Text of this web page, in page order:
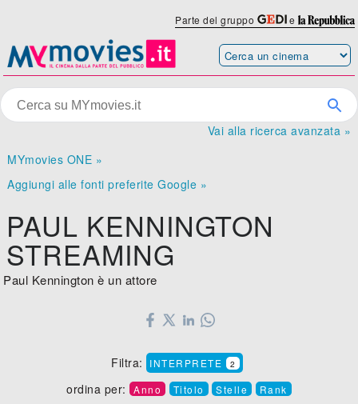
Parte del gruppo e
Vai alla ricerca avanzata »
MYmovies ONE »
Aggiungi alle fonti preferite Google »
PAUL KENNINGTON
STREAMING
Paul Kennington è un attore
Filtra: INTERPRETE 2
ordina per: Anno Titolo Stelle Rank